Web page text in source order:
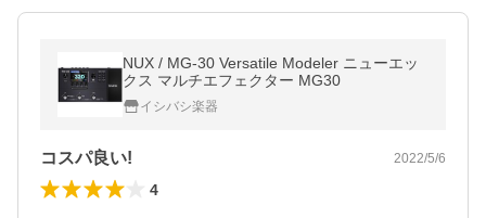
NUX / MG-30 Versatile Modeler ニューエッ
クス マルチエフェクター MG30
イシバシ楽器
コスパ良い! 2022/5/6
4